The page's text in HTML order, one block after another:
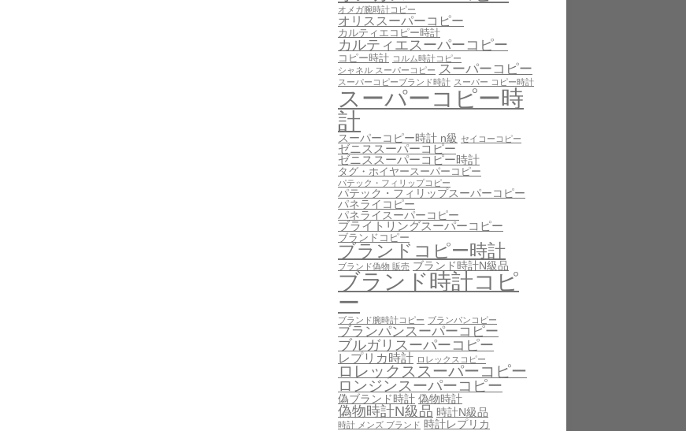
オメガ腕時計コピー
オリススーパーコピー
カルティエコピー時計
カルティエスーパーコピー
コピー時計 コルム時計コピー
シャネル スーパーコピー スーパーコピー
スーパーコピーブランド時計 スーパー コピー時計
スーパーコピー時
計
スーパーコピー時計 n級 セイコーコピー
ゼニススーパーコピー
ゼニススーパーコピー時計
タグ・ホイヤースーパーコピー
パテック・フィリップコピー
パテック・フィリップスーパーコピー
パネライコピー
パネライスーパーコピー
ブライトリングスーパーコピー
ブランドコピー
ブランドコピー時計
ブランド偽物 販売 ブランド時計N級品
ブランド時計コピ
ー
ブランド腕時計コピー ブランパンコピー
ブランパンスーパーコピー
ブルガリスーパーコピー
レプリカ時計 ロレックスコピー
ロレックススーパーコピー
ロンジンスーパーコピー
偽ブランド時計 偽物時計
偽物時計N級品 時計N級品
時計 メンズ ブランド 時計レプリカ